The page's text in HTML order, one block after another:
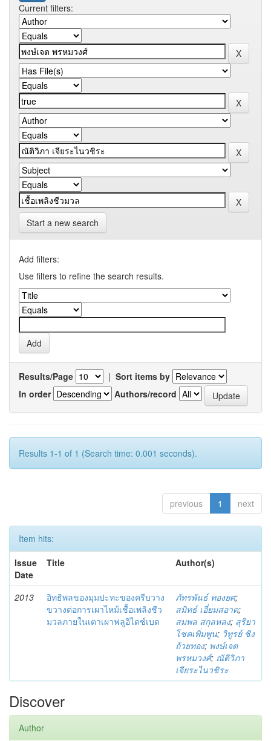
Current filters:
Start a new search
Add filters:
Use filters to refine the search results.
Results/Page | Sort items by
In order
Authors/record
Results 1-1 of 1 (Search time: 0.001 seconds).
previous 1 next
Item hits:
Issue
Date
Title Author(s)
2013
อิทธิพลของมุมปะทะของครีบวาง
ขวางต่อการเผาไหม้เชื้อเพลิงชีว
มวลภายในเตาเผาฟลูอิไดซ์เบด
ภัทรพันธ์ ทองยศ;
สมิทธ์ เอี่ยมสอาด;
สมพล สกุลหลง; สุริยา
โชคเพิ่มพูน; วิทูรย์ ชิง
ถ้วยทอง; พงษ์เจต
พรหมวงศ์; ณัติวิภา
เจียระไนวชิระ
Discover
Author